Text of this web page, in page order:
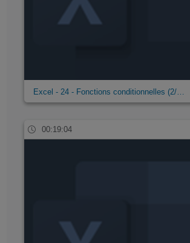
Excel - 24 - Fonctions conditionnelles (2/…
00:19:04